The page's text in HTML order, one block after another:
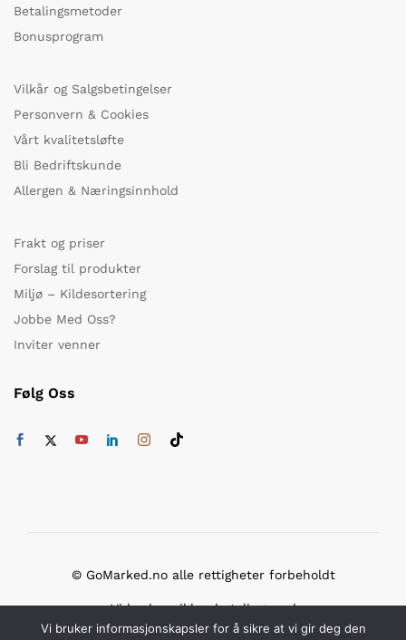
Betalingsmetoder
Bonusprogram
Vilkår og Salgsbetingelser
Personvern & Cookies
Vårt kvalitetsløfte
Bli Bedriftskunde
Allergen & Næringsinnhold
Frakt og priser
Forslag til produkter
Miljø – Kildesortering
Jobbe Med Oss?
Inviter venner
Følg Oss
© GoMarked.no alle rettigheter forbeholdt
Vi bruker sikker betaling med
Vi bruker informasjonskapsler for å sikre at vi gir deg den